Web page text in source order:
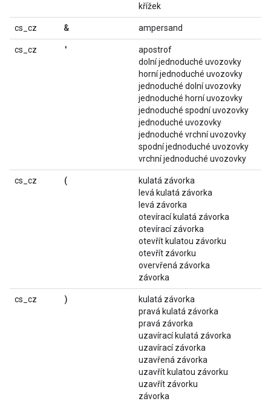
křížek
cs_cz & ampersand
cs_cz '
apostrof
dolní jednoduché uvozovky
horní jednoduché uvozovky
jednoduché dolní uvozovky
jednoduché horní uvozovky
jednoduché spodní uvozovky
jednoduché uvozovky
jednoduché vrchní uvozovky
spodní jednoduché uvozovky
vrchní jednoduché uvozovky
cs_cz (
kulatá závorka
levá kulatá závorka
levá závorka
otevírací kulatá závorka
otevírací závorka
otevřít kulatou závorku
otevřít závorku
overvřená závorka
závorka
cs_cz )
kulatá závorka
pravá kulatá závorka
pravá závorka
uzavírací kulatá závorka
uzavírací závorka
uzavřená závorka
uzavřít kulatou závorku
uzavřít závorku
závorka